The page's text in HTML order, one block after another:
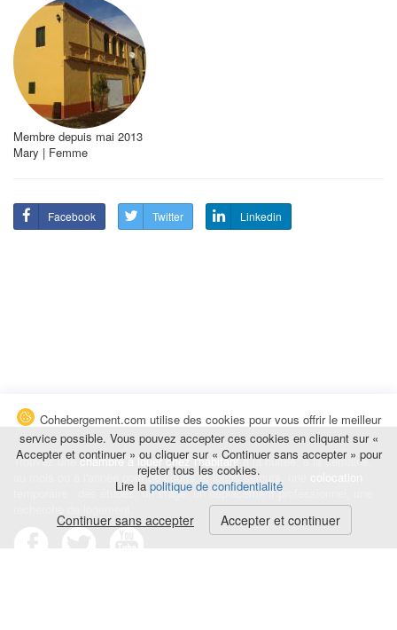
Membre depuis mai 2013
Mary | Femme
Facebook Twitter Linkedin
Trouvez unechambre à louer chez l'habitantà la nuitée, à la semaine,
au mois ou à l'année pour de courts et longs séjours, une
temporaire : des études, un stage, un déplacement professionnel, une
Cohebergement.com utilise des cookies pour vous offrir le meilleur
service possible. Vous pouvez accepter ces cookies en cliquant sur «
Accepter et continuer » ou cliquer sur « Continuer sans accepter » pour
rejeter tous les cookies.
Lire la politique de confidentialité
Continuer sans accepter Accepter et continuer